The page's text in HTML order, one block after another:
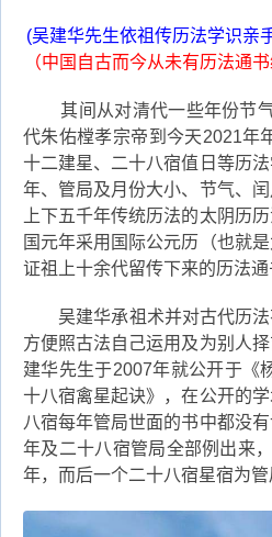
(吴建华先生依祖传历法学识亲
（中国自古而今从未有历法通
其间从对清代一些年份节气
代朱佑樘孝宗帝到今天2021年
十二建星、二十八宿值日等历
年、管局及月份大小、节气、
上下五千年传统历法的太阴历
国元年采用国际公元历（也就
证祖上十余代留传下来的历法
吴建华承祖术并对古代历法
方便照古法自己运用及为别人
建华先生于2007年就公开于《
十八宿禽星起诀》，在公开的
八宿每年管局世面的书中都没
年及二十八宿管局全部例出来
年，而后一个二十八宿星宿为管